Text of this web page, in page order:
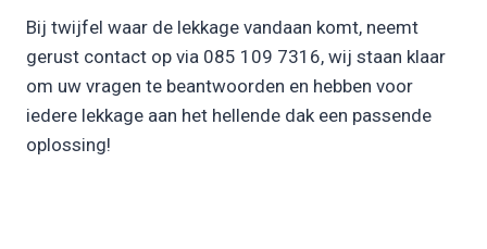
Bij twijfel waar de lekkage vandaan komt, neemt
gerust contact op via 085 109 7316, wij staan klaar
om uw vragen te beantwoorden en hebben voor
iedere lekkage aan het hellende dak een passende
oplossing!